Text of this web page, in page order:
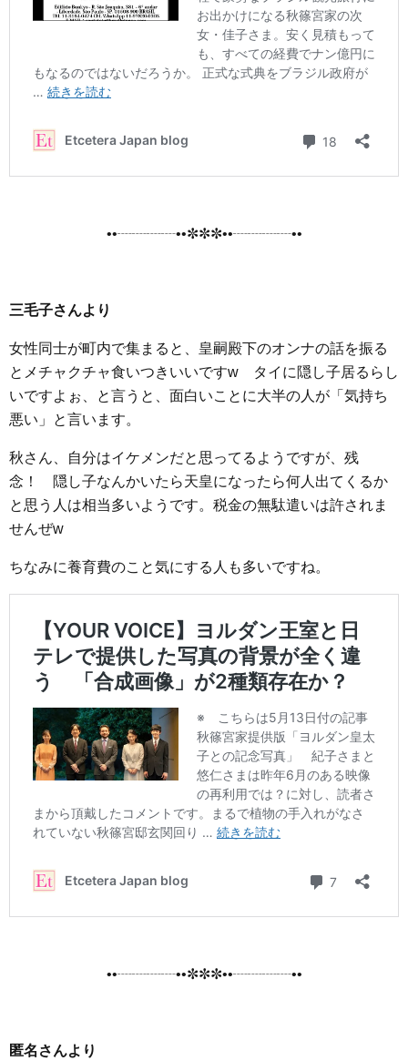
••┈┈┈┈••✼✼✼••┈┈┈┈••
三毛子さんより
女性同士が町内で集まると、皇嗣殿下のオンナの話を振る
とメチャクチャ食いつきいいですw タイに隠し子居るらし
いですよぉ、と言うと、面白いことに大半の人が「気持ち
悪い」と言います。
秋さん、自分はイケメンだと思ってるようですが、残
念！ 隠し子なんかいたら天皇になったら何人出てくるか
と思う人は相当多いようです。税金の無駄遣いは許されま
せんぜw
ちなみに養育費のこと気にする人も多いですね。
••┈┈┈┈••✼✼✼••┈┈┈┈••
匿名さんより